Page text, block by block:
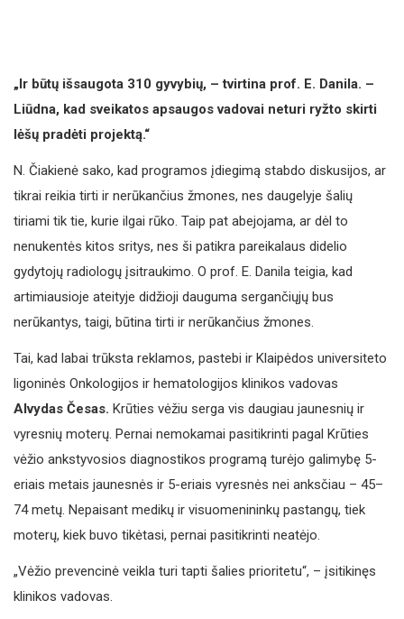
„Ir būtų išsaugota 310 gyvybių, – tvirtina prof. E. Danila. –
Liūdna, kad sveikatos apsaugos vadovai neturi ryžto skirti
lėšų pradėti projektą.“
N. Čiakienė sako, kad programos įdiegimą stabdo diskusijos, ar
tikrai reikia tirti ir nerūkančius žmones, nes daugelyje šalių
tiriami tik tie, kurie ilgai rūko. Taip pat abejojama, ar dėl to
nenukentės kitos sritys, nes ši patikra pareikalaus didelio
gydytojų radiologų įsitraukimo. O prof. E. Danila teigia, kad
artimiausioje ateityje didžioji dauguma sergančiųjų bus
nerūkantys, taigi, būtina tirti ir nerūkančius žmones.
Tai, kad labai trūksta reklamos, pastebi ir Klaipėdos universiteto
ligoninės Onkologijos ir hematologijos klinikos vadovas
Alvydas Česas. Krūties vėžiu serga vis daugiau jaunesnių ir
vyresnių moterų. Pernai nemokamai pasitikrinti pagal Krūties
vėžio ankstyvosios diagnostikos programą turėjo galimybę 5-
eriais metais jaunesnės ir 5-eriais vyresnės nei anksčiau – 45–
74 metų. Nepaisant medikų ir visuomenininkų pastangų, tiek
moterų, kiek buvo tikėtasi, pernai pasitikrinti neatėjo.
„Vėžio prevencinė veikla turi tapti šalies prioritetu“, – įsitikinęs
klinikos vadovas.